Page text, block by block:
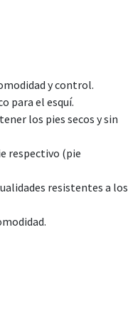
y control.
para el esquí.
los pies secos y sin
respectivo (pie
resistentes a los